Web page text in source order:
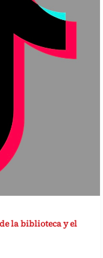
la biblioteca y el